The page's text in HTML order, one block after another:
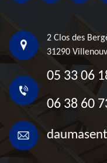
2 Clos des
31290
05 33 06
06 38 60